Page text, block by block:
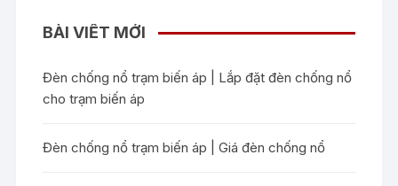
BÀI VIẾT MỚI
Đèn chống nổ trạm biến áp | Lắp đặt đèn chống nổ
cho trạm biến áp
Đèn chống nổ trạm biến áp | Giá đèn chống nổ